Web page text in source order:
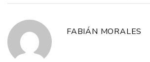
FABIÁN MORALES